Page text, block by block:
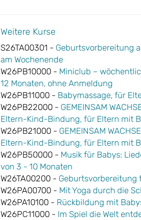
Weitere Kurse
S26TA00301 - Geburtsvorbereitung
am Wochenende
W26PB10000 - Miniclub –
12 Monaten, ohne Anmeldung
W26PB11000 - Babymassage, für
W26PB22000 - GEMEINSAM
Eltern-Kind-Bindung, für Eltern mit
W26PB21000 - GEMEINSAM
Eltern-Kind-Bindung, für Eltern mit
W26PB50000 - Musik für Babys:
von 3 - 10 Monaten
W26TA00200 - Geburtsvorbereitung
W26PA00700 - Mit Yoga durch die
W26PA10100 - Rückbildung mit
W26PC11000 - Im Spiel die Welt